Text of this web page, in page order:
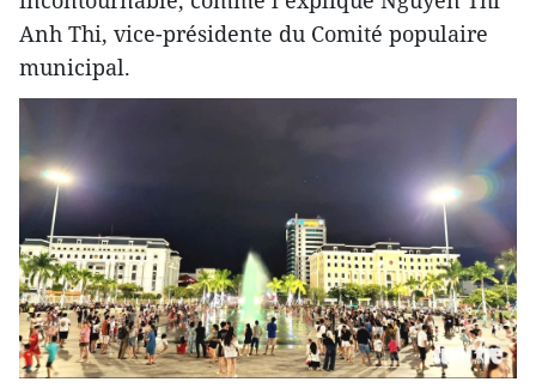
Anh Thi, vice-présidente du Comité populaire
municipal.